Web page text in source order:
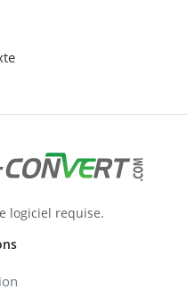
logiciel requise.